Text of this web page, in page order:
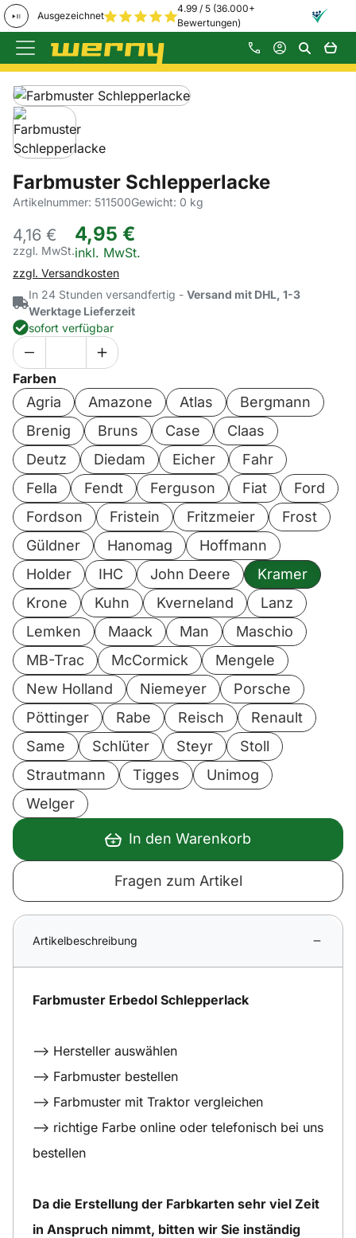
Ausgezeichnet
4.99 / 5 (36.000+
Bewertungen)
Zum Hauptinhalt springen
Produktgalerie
Zur Kaufbox springen
Farbmuster Schlepperlacke
Artikelnummer: 511500Gewicht: 0 kg
4,16 €
zzgl. MwSt.
4,95 €
Steuerhinweis:
inkl. MwSt.
zzgl. Versandkosten
In 24 Stunden versandfertig - Versand mit DHL, 1-3
Werktage Lieferzeit
sofort verfügbar
Farben
Agria Amazone Atlas
Bergmann
Brenig
Bruns Case
Claas
Deutz
Diedam Eicher
Fahr
Fella
Fendt Ferguson Fiat
Ford
Fordson
Fristein Fritzmeier
Frost
Güldner
Hanomag
Hoffmann
Holder
IHC John Deere
Kramer
Krone
Kuhn Kverneland
Lanz
Lemken
Maack Man
Maschio
MB-Trac
McCormick
Mengele
New Holland
Niemeyer
Porsche
Pöttinger
Rabe Reisch
Renault
Same
Schlüter Steyr
Stoll
Strautmann
Tigges
Unimog
Welger
In den Warenkorb
Fragen zum Artikel
Artikelbeschreibung
Farbmuster Erbedol Schlepperlack
--> Hersteller auswählen
--> Farbmuster bestellen
--> Farbmuster mit Traktor vergleichen
--> richtige Farbe online oder telefonisch bei uns
bestellen
Da die Erstellung der Farbkarten sehr viel Zeit
in Anspruch nimmt, bitten wir Sie inständig